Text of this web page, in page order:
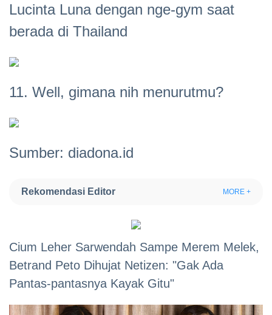
Lucinta Luna dengan nge-gym saat
berada di Thailand
11. Well, gimana nih menurutmu?
Sumber: diadona.id
Rekomendasi Editor MORE +
Cium Leher Sarwendah Sampe Merem Melek,
Betrand Peto Dihujat Netizen: "Gak Ada
Pantas-pantasnya Kayak Gitu"